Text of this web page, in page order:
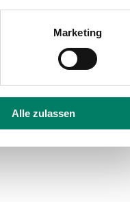
Marketing
Alle zulassen